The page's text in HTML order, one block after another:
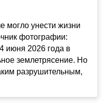
могло унести жизни
фотографии:
июня 2026 года в
землетрясение. Но
разрушительным,